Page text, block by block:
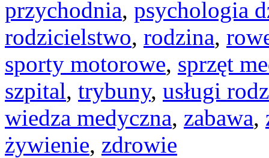
przychodnia, psychologia
rodzicielstwo, rodzina,
sporty motorowe, sprzęt
szpital, trybuny, usługi
wiedza medyczna, zabawa,
żywienie, zdrowie